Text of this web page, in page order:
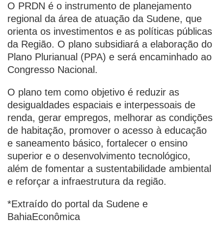
O PRDN é o instrumento de planejamento
regional da área de atuação da Sudene, que
orienta os investimentos e as políticas públicas
da Região. O plano subsidiará a elaboração do
Plano Plurianual (PPA) e será encaminhado ao
Congresso Nacional.
O plano tem como objetivo é reduzir as
desigualdades espaciais e interpessoais de
renda, gerar empregos, melhorar as condições
de habitação, promover o acesso à educação
e saneamento básico, fortalecer o ensino
superior e o desenvolvimento tecnológico,
além de fomentar a sustentabilidade ambiental
e reforçar a infraestrutura da região.
*Extraído do portal da Sudene e
BahiaEconômica